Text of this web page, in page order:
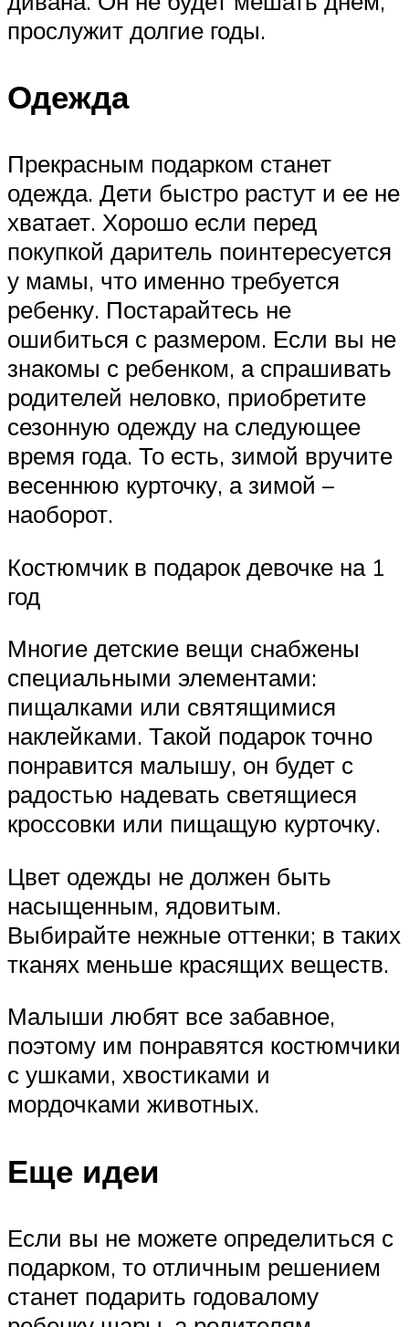
прослужит долгие годы.
Одежда
Прекрасным подарком станет
одежда. Дети быстро растут и ее не
хватает. Хорошо если перед
покупкой даритель поинтересуется
у мамы, что именно требуется
ребенку. Постарайтесь не
ошибиться с размером. Если вы не
знакомы с ребенком, а спрашивать
родителей неловко, приобретите
сезонную одежду на следующее
время года. То есть, зимой вручите
весеннюю курточку, а зимой –
наоборот.
Костюмчик в подарок девочке на 1
год
Многие детские вещи снабжены
специальными элементами:
пищалками или святящимися
наклейками. Такой подарок точно
понравится малышу, он будет с
радостью надевать светящиеся
кроссовки или пищащую курточку.
Цвет одежды не должен быть
насыщенным, ядовитым.
Выбирайте нежные оттенки; в таких
тканях меньше красящих веществ.
Малыши любят все забавное,
поэтому им понравятся костюмчики
с ушками, хвостиками и
мордочками животных.
Еще идеи
Если вы не можете определиться с
подарком, то отличным решением
станет подарить годовалому